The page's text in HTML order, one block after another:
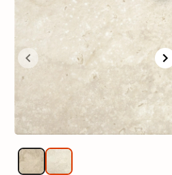
Catégories
Carrelage
Dalle
identique